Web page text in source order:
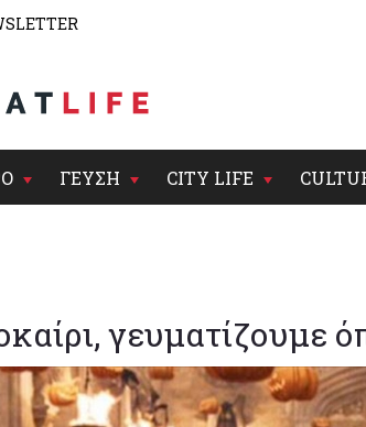
ΓΕΥΣΗ CITY LIFE
γευματίζουμε